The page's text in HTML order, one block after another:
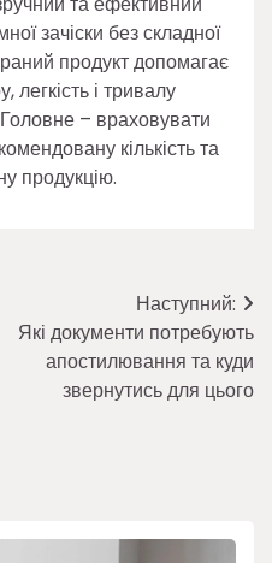
зачіски без складної
продукт допомагає
легкість і тривалу
– враховувати
кількість та
продукцію.
Наступний:
Які документи потребують
апостилювання та куди
звернутись для цього